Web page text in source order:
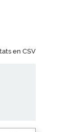
en CSV